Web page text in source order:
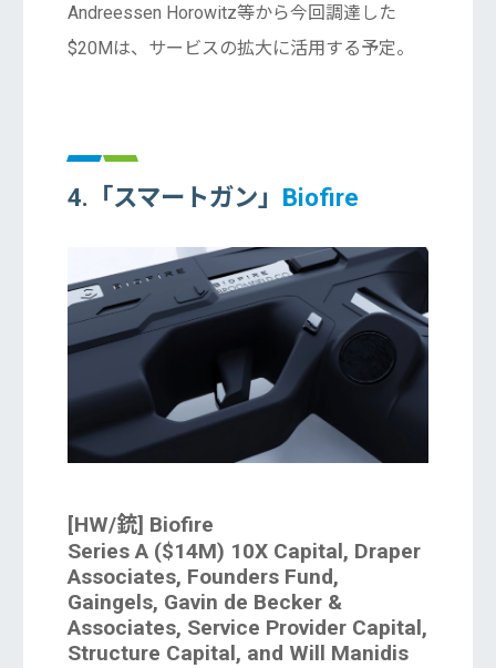
Andreessen Horowitz等から今回調達した
$20Mは、サービスの拡大に活用する予定。
4.「スマートガン」 Biofire
[HW/銃] Biofire
Series A ($14M) 10X Capital, Draper
Associates, Founders Fund,
Gaingels, Gavin de Becker &
Associates, Service Provider Capital,
Structure Capital, and Will Manidis